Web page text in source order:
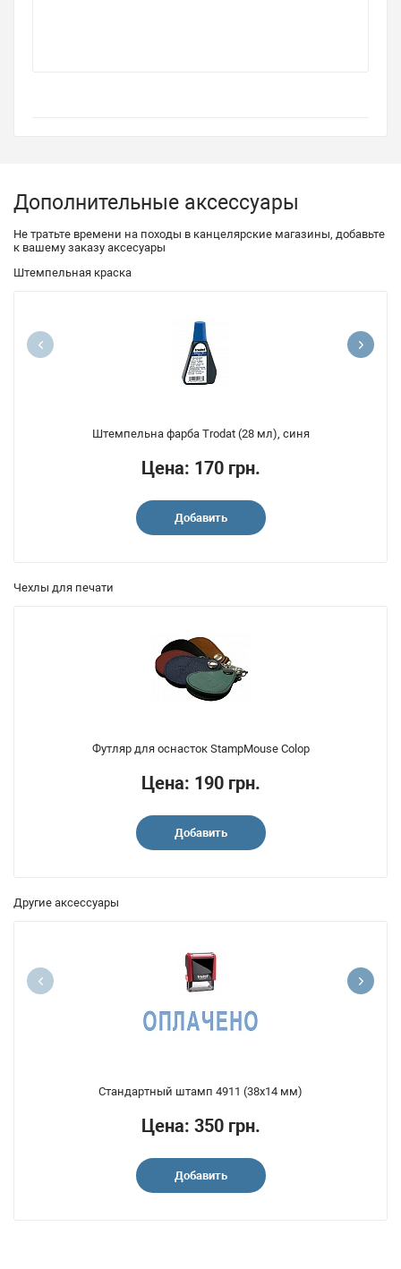
Дополнительные аксессуары
Не тратьте времени на походы в канцелярские магазины, добавьте
к вашему заказу аксесуары
Штемпельная краска
Штемпельна фарба Trodat (28 мл), синя
Цена: 170 грн.
Добавить
Чехлы для печати
Футляр для оснасток StampMouse Colop
Цена: 190 грн.
Добавить
Другие аксессуары
Стандартный штамп 4911 (38x14 мм)
Цена: 350 грн.
Добавить